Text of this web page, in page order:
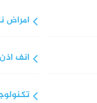
امراض
انف